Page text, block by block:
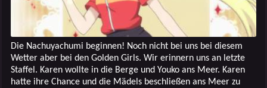
Die Nachuyachumi beginnen! Noch nicht bei uns bei diesem
Wetter aber bei den Golden Girls. Wir erinnern uns an letzte
Staffel. Karen wollte in die Berge und Youko ans Meer. Karen
hatte ihre Chance und die Mädels beschließen ans Meer zu